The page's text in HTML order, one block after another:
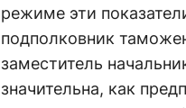
режиме эти
подполковник
заместитель
значительна, как